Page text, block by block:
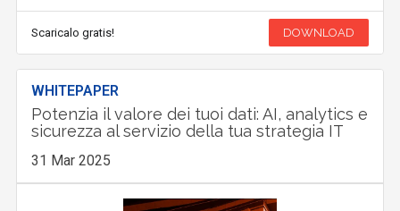
Scaricalo gratis! DOWNLOAD
WHITEPAPER
Potenzia il valore dei tuoi dati: AI, analytics e
sicurezza al servizio della tua strategia IT
31 Mar 2025